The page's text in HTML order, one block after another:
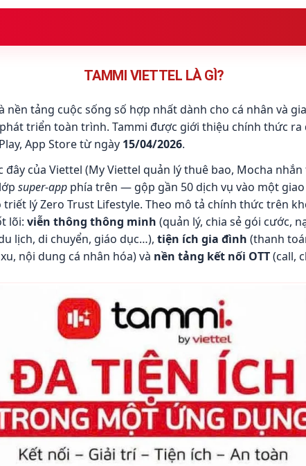
năng
hợp
dùng & tiện ích mới
lạc & MyViettel
cùng Tammi
TAMMI VIETTEL LÀ GÌ?
nền tảng cuộc sống số hợp nhất dành cho cá nhân và
triển toàn trình. Tammi được giới thiệu chính thức ra
App Store từ ngày 15/04/2026.
của Viettel (My Viettel quản lý thuê bao, Mocha
super-app phía trên — gộp gần 50 dịch vụ vào một
lý Zero Trust Lifestyle. Theo mô tả chính thức trên
lõi: viễn thông thông minh (quản lý, chia sẻ gói cước,
lịch, di chuyển, giáo dục…), tiện ích gia đình (thanh
nội dung cá nhân hóa) và nền tảng kết nối OTT(call,